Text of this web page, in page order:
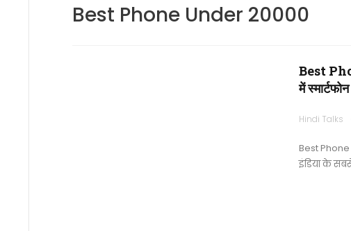
Best Phone Under 20000
Best
में
Hindi Talks
Best
इंडिया के